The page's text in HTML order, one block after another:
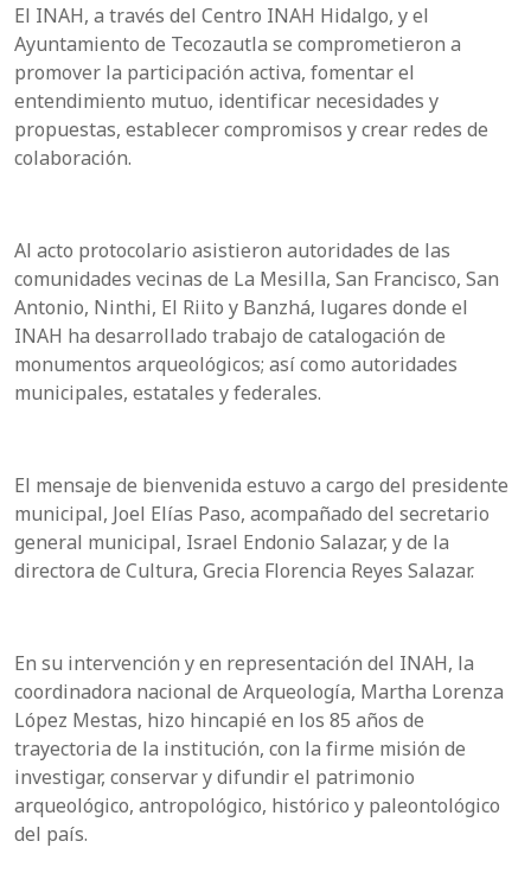
El INAH, a través del Centro INAH Hidalgo, y el
Ayuntamiento de Tecozautla se comprometieron a
promover la participación activa, fomentar el
entendimiento mutuo, identificar necesidades y
propuestas, establecer compromisos y crear redes de
colaboración.
Al acto protocolario asistieron autoridades de las
comunidades vecinas de La Mesilla, San Francisco, San
Antonio, Ninthi, El Riito y Banzhá, lugares donde el
INAH ha desarrollado trabajo de catalogación de
monumentos arqueológicos; así como autoridades
municipales, estatales y federales.
El mensaje de bienvenida estuvo a cargo del presidente
municipal, Joel Elías Paso, acompañado del secretario
general municipal, Israel Endonio Salazar, y de la
directora de Cultura, Grecia Florencia Reyes Salazar.
En su intervención y en representación del INAH, la
coordinadora nacional de Arqueología, Martha Lorenza
López Mestas, hizo hincapié en los 85 años de
trayectoria de la institución, con la firme misión de
investigar, conservar y difundir el patrimonio
arqueológico, antropológico, histórico y paleontológico
del país.